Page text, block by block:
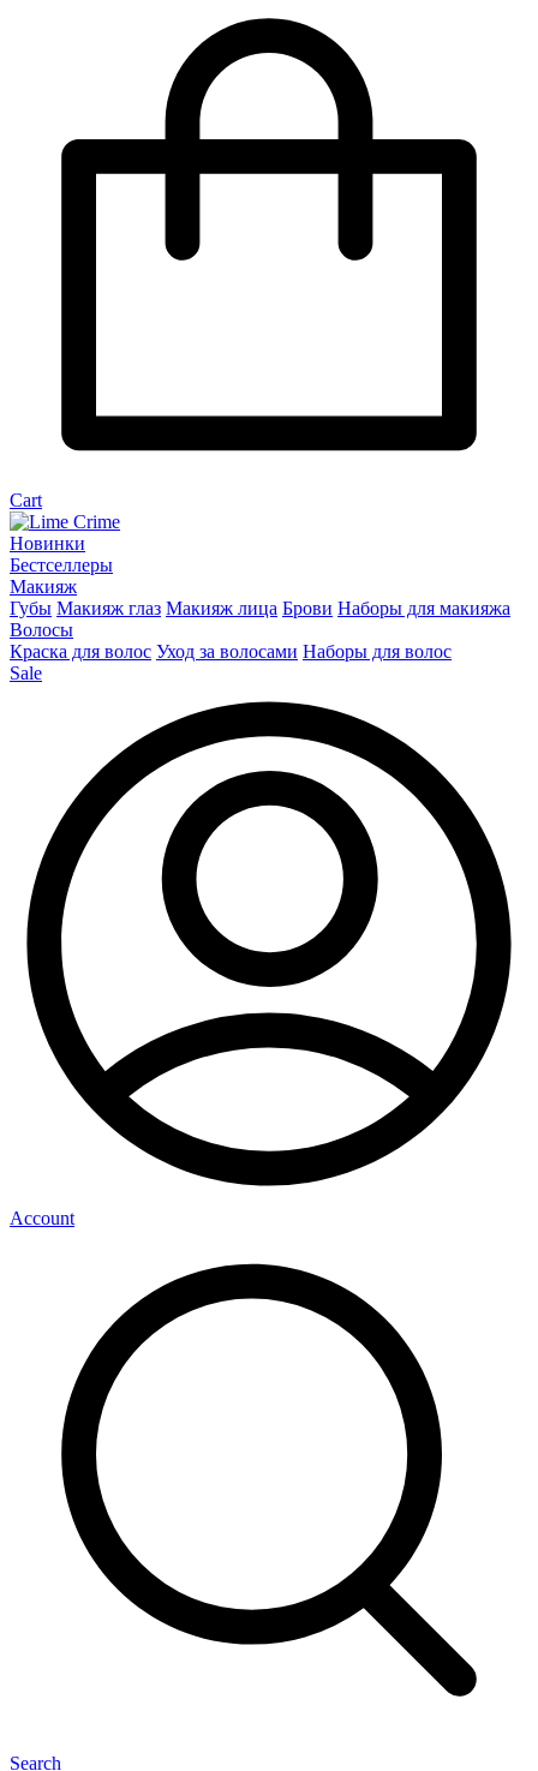
Cart
Новинки
Бестселлеры
Макияж
Губы Макияж глаз Макияж лица Брови Наборы для макияжа
Волосы
Краска для волос Уход за волосами Наборы для волос
Sale
Account
Search